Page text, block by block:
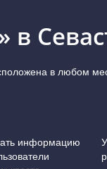
в
в любом
информацию